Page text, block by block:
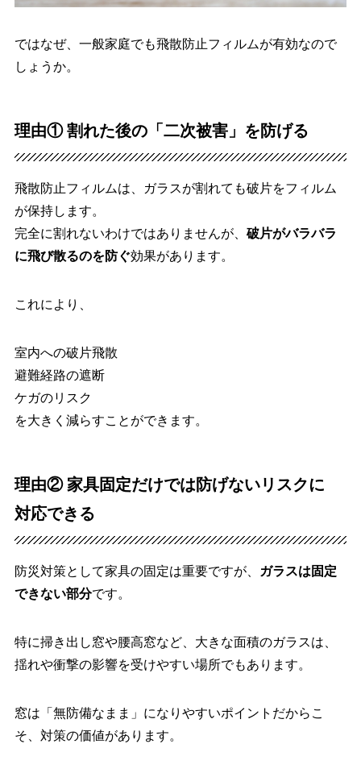
ではなぜ、一般家庭でも飛散防止フィルムが有効なので
しょうか。
理由① 割れた後の「二次被害」を防げる
飛散防止フィルムは、ガラスが割れても破片をフィルム
が保持します。
完全に割れないわけではありませんが、 破片がバラバラ
に飛び散るのを防ぐ効果があります。
これにより、
室内への破片飛散
避難経路の遮断
ケガのリスク
を大きく減らすことができます。
理由② 家具固定だけでは防げないリスクに
対応できる
防災対策として家具の固定は重要ですが、
ガラスは固定
できない部分です。
特に掃き出し窓や腰高窓など、大きな面積のガラスは、
揺れや衝撃の影響を受けやすい場所でもあります。
窓は「無防備なまま」になりやすいポイントだからこ
そ、対策の価値があります。